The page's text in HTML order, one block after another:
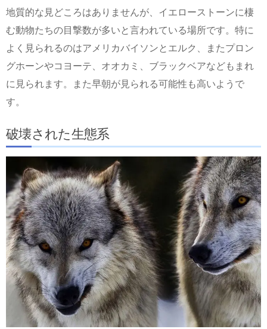
地質的な見どころはありませんが、イエローストーンに棲
む動物たちの目撃数が多いと言われている場所です。特に
よく見られるのはアメリカバイソンとエルク、またプロン
グホーンやコヨーテ、オオカミ、ブラックベアなどもまれ
に見られます。また早朝が見られる可能性も高いようで
す。
破壊された生態系